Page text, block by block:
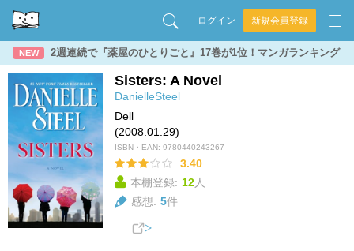
ログイン 新規会員登録
NEW 2週連続で『薬屋のひとりごと』17巻が1位！マンガランキング
Sisters: A Novel
DanielleSteel
Dell
(2008.01.29)
ISBN・EAN: 9780440243267
3.40
本棚登録: 12人
感想: 5件